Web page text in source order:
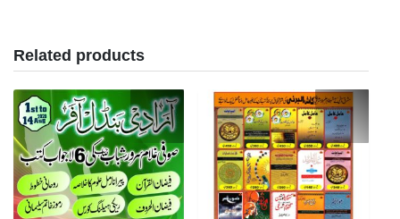
Related products